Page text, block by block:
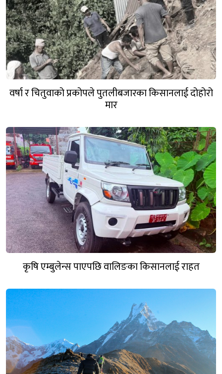
वर्षा र चितुवाको प्रकोपले पुतलीबजारका किसानलाई दोहोरो
मार
कृषि एम्बुलेन्स पाएपछि वालिङका किसानलाई राहत